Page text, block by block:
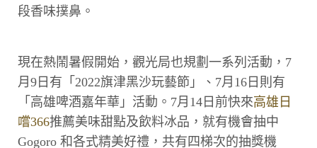
段香味撲鼻。
現在熱鬧暑假開始，觀光局也規劃一系列活動，7
月9日有「2022旗津黑沙玩藝節」、7月16日則有
「高雄啤酒嘉年華」活動。7月14日前快來高雄日
嚐366推薦美味甜點及飲料冰品，就有機會抽中
Gogoro 和各式精美好禮，共有四梯次的抽獎機